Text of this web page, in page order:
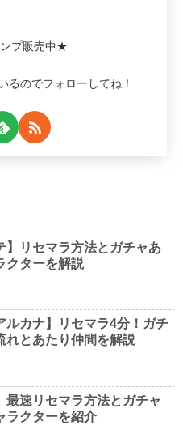
プ販売中★
るのでフォローしてね！
】リセマラ方法とガチャあ
クターを解説
ルカナ】リセマラ4分！ガチ
れとあたり仲間を解説
最速リセマラ方法とガチャ
ラクターを紹介